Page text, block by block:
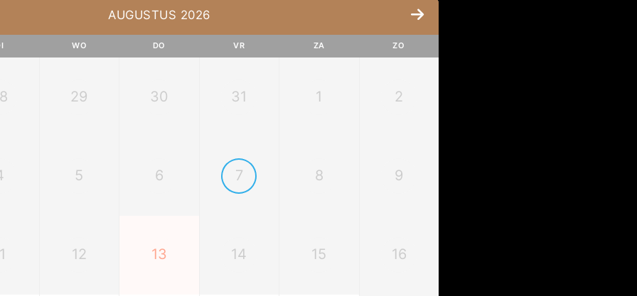
AUGUSTUS 2026
WO DO VR ZA ZO
29 30 31 1 2
5 6 7 8 9
12 13 14 15 16